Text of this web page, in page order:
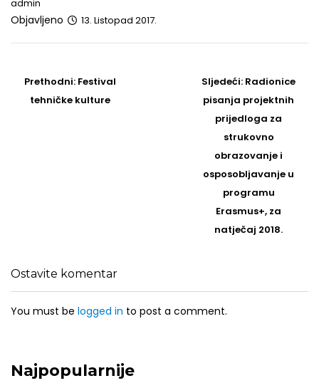
admin
Objavljeno 13. Listopad 2017.
navigation
Prethodni: Prethodni
post
Festival
tehničke kulture
Sljedeći: Sljedeći
Post
Radionice
pisanja projektnih
prijedloga za
strukovno
obrazovanje i
osposobljavanje u
programu
Erasmus+, za
natječaj 2018.
Ostavite komentar
You must be logged in to post a comment.
Najpopularnije